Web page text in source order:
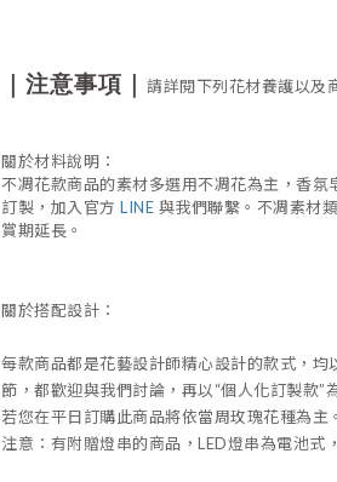
｜注意事項｜ 請詳閱下列花材養護以及
關於材料說明：
不凋花款商品的素材多選用不凋花為主，香
訂製，加入官方 LINE 與我們聯繫。不凋素材
賞期延長。
關於搭配設計：
每款商品都是花藝設計師精心設計的款式，
節，都歡迎與我們討論，再以 “個人化訂製款”
若您在平日訂購此商品將依當周玫瑰花種為主。
注意：有附贈燈串的商品， LED燈串為電池式